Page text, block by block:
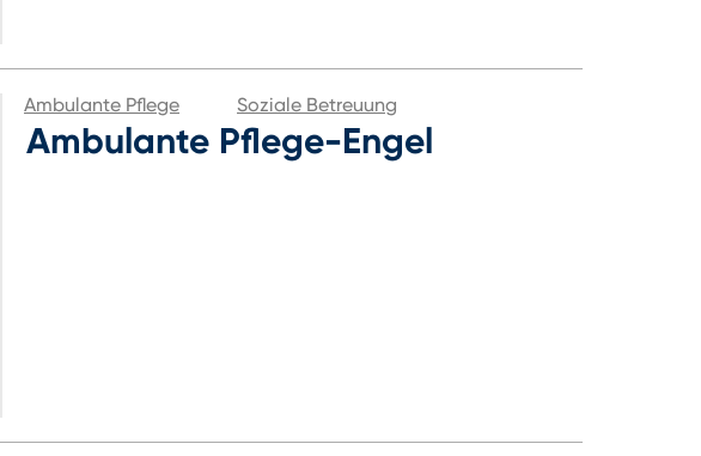
Ambulante Pflege Soziale Betreuung
Ambulante Pflege-Engel